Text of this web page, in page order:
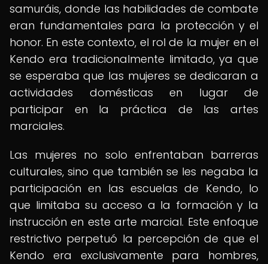
samuráis, donde las habilidades de combate
eran fundamentales para la protección y el
honor. En este contexto, el rol de la mujer en el
Kendo era tradicionalmente limitado, ya que
se esperaba que las mujeres se dedicaran a
actividades domésticas en lugar de
participar en la práctica de las artes
marciales.
Las mujeres no solo enfrentaban barreras
culturales, sino que también se les negaba la
participación en las escuelas de Kendo, lo
que limitaba su acceso a la formación y la
instrucción en este arte marcial. Este enfoque
restrictivo perpetuó la percepción de que el
Kendo era exclusivamente para hombres,